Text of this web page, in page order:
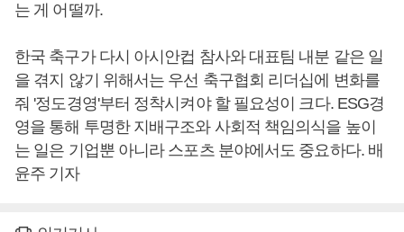
는 게 어떨까.
한국 축구가 다시 아시안컵 참사와 대표팀 내분 같은 일
을 겪지 않기 위해서는 우선 축구협회 리더십에 변화를
줘 '정도경영'부터 정착시켜야 할 필요성이 크다. ESG경
영을 통해 투명한 지배구조와 사회적 책임의식을 높이
는 일은 기업뿐 아니라 스포츠 분야에서도 중요하다. 배
윤주 기자